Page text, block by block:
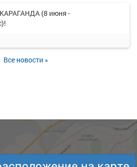
(8 июня -
Все новости »